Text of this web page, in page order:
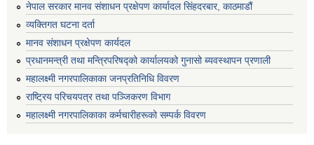
नेपाल सरकार मानव संशाधन प्रक्षेपण कार्यादल सिंहदरबार, काठमाडौं
व्यक्तिगत घटना दर्ता
मानव संशाधन प्रक्षेपण कार्यदल
प्रधानमन्त्री तथा मन्त्रिपरिषद्को कार्यालयको गुनासो ब्यवस्थापन प्रणाली
महालक्ष्मी नगरपालिकाका जनप्रतिनिधि विवरण
राष्ट्रिय परिचयपत्र तथा पञ्जिकरण विभाग
महालक्ष्मी नगरपालिकाका कर्मचारीहरूको सम्पर्क विवरण